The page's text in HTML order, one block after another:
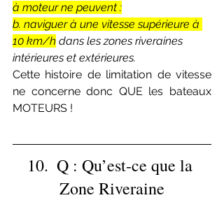
à moteur ne peuvent :
b. naviguer à une vitesse supérieure à
10 km/h dans les zones riveraines
intérieures et extérieures.
Cette histoire de limitation de vitesse
ne concerne donc QUE les bateaux
MOTEURS !
10.  Q : Qu’est-ce que la
Zone Riveraine